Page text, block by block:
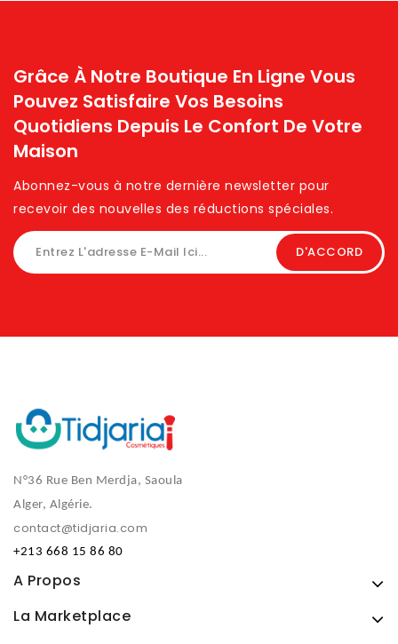
Grâce À Notre Boutique En Ligne Vous
Pouvez Satisfaire Vos Besoins
Quotidiens Depuis Le Confort De Votre
Maison
Abonnez-vous à notre dernière newsletter pour
recevoir des nouvelles des réductions spéciales. ​
N°36 Rue Ben Merdja, Saoula
Alger, Algérie.
contact@tidjaria.com
+213 668 15 86 80
A Propos
La Marketplace